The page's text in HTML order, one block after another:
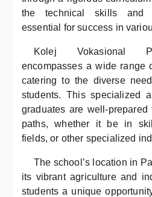
the technical skills and
essential for success in
Kolej Vokasional
encompasses a wide range
catering to the diverse
students. This specialized
graduates are well-
paths, whether it be in
fields, or other specialized
The school’s location in
its vibrant agriculture and
students a unique